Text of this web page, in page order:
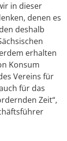
in dieser
denen es
deshalb
erhalten
Konsum
Vereins für
für das
Zeit“,